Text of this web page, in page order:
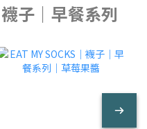
子｜早餐系列